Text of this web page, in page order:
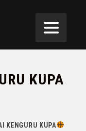
KUPA
KENGURU KUPA